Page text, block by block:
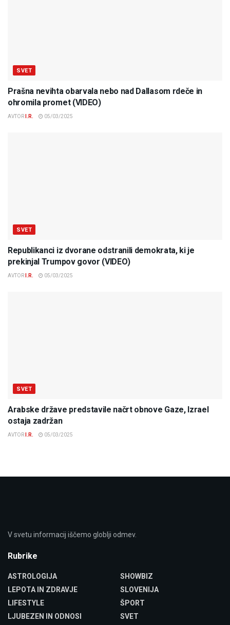
SVET
Prašna nevihta obarvala nebo nad Dallasom rdeče in
ohromila promet (VIDEO)
AVTOR I.R. 05/03/2025
SVET
Republikanci iz dvorane odstranili demokrata, ki je
prekinjal Trumpov govor (VIDEO)
AVTOR I.R. 05/03/2025
SVET
Arabske države predstavile načrt obnove Gaze, Izrael
ostaja zadržan
AVTOR I.R. 05/03/2025
V svetu informacij iščemo globlji odmev.
Rubrike
ASTROLOGIJA
LEPOTA IN ZDRAVJE
LIFESTYLE
LJUBEZEN IN ODNOSI
SHOWBIZ
SLOVENIJA
ŠPORT
SVET